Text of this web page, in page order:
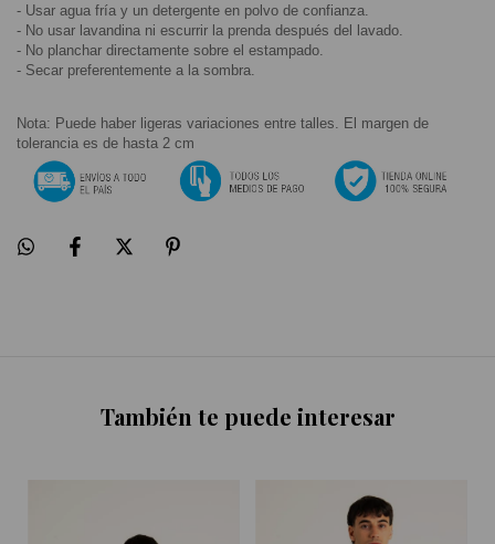
- Usar agua fría y un detergente en polvo de confianza.
- No usar lavandina ni escurrir la prenda después del lavado.
- No planchar directamente sobre el estampado.
- Secar preferentemente a la sombra.
Nota: Puede haber ligeras variaciones entre talles. El margen de
tolerancia es de hasta 2 cm
También te puede interesar